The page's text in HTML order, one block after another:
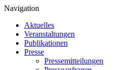
Navigation
Aktuelles
Veranstaltungen
Publikationen
Presse
Pressemitteilungen